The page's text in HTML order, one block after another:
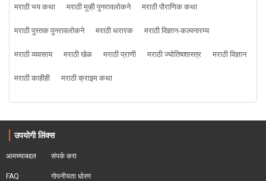
मराठी भय कथा
मराठी मूव्ही पुनरावलोकने
मराठी पौराणिक कथा
मराठी पुस्तक पुनरावलोकने
मराठी थरारक
मराठी विज्ञान-कल्पनारम्य
मराठी व्यवसाय
मराठी खेळ मराठी प्राणी मराठी ज्योतिषशास्त्र
मराठी विज्ञान
मराठी काहीही
मराठी क्राइम कथा
उपयोगी लिंक्स
आमच्याबद्दल
FAQ
संपर्क करा
गोपनीयता धोरण